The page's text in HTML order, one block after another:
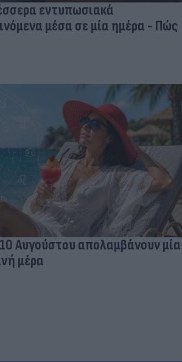
εντυπωσιακά
μέσα σε μία ημέρα - Πώς
Αυγούστου απολαμβάνουν μία
μέρα